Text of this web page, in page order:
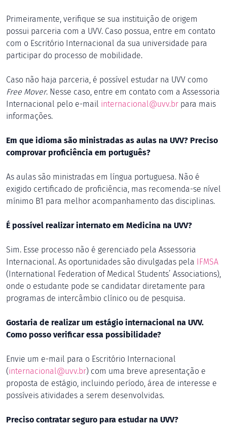
Primeiramente, verifique se sua instituição de origem
possui parceria com a UVV. Caso possua, entre em contato
com o Escritório Internacional da sua universidade para
participar do processo de mobilidade.
Caso não haja parceria, é possível estudar na UVV como
Free Mover. Nesse caso, entre em contato com a Assessoria
Internacional pelo e-mail internacional@uvv.br para mais
informações.
Em que idioma são ministradas as aulas na UVV? Preciso
comprovar proficiência em português?
As aulas são ministradas em língua portuguesa. Não é
exigido certificado de proficiência, mas recomenda-se nível
mínimo B1 para melhor acompanhamento das disciplinas.
É possível realizar internato em Medicina na UVV?
Sim. Esse processo não é gerenciado pela Assessoria
Internacional. As oportunidades são divulgadas pela IFMSA
(International Federation of Medical Students’ Associations),
onde o estudante pode se candidatar diretamente para
programas de intercâmbio clínico ou de pesquisa.
Gostaria de realizar um estágio internacional na UVV.
Como posso verificar essa possibilidade?
Envie um e-mail para o Escritório Internacional
(internacional@uvv.br) com uma breve apresentação e
proposta de estágio, incluindo período, área de interesse e
possíveis atividades a serem desenvolvidas.
Preciso contratar seguro para estudar na UVV?